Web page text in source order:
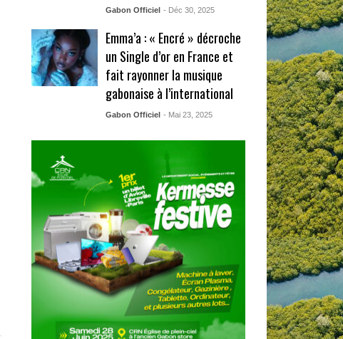
Gabon Officiel - Déc 30, 2025
Emma’a : « Encré » décroche
un Single d’or en France et
fait rayonner la musique
gabonaise à l’international
Gabon Officiel - Mai 23, 2025